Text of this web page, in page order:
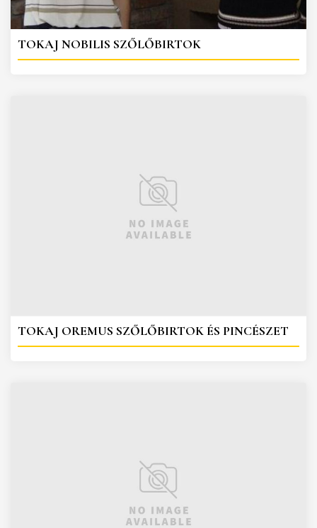
TOKAJ NOBILIS SZŐLŐBIRTOK
TOKAJ OREMUS SZŐLŐBIRTOK ÉS PINCÉSZET